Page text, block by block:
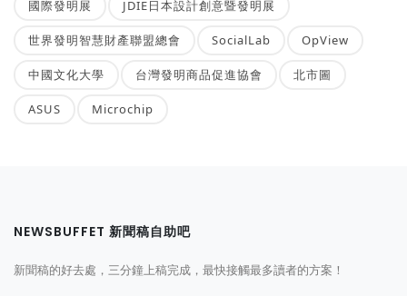
國際發明展 JDIE日本設計創意暨發明展
世界發明智慧財產聯盟總會 SocialLab OpView
中國文化大學 台灣發明商品促進協會 北市圖
ASUS Microchip
NEWSBUFFET 新聞稿自助吧
新聞稿的好去處，三分鐘上稿完成，最快接觸最多讀者的方案！